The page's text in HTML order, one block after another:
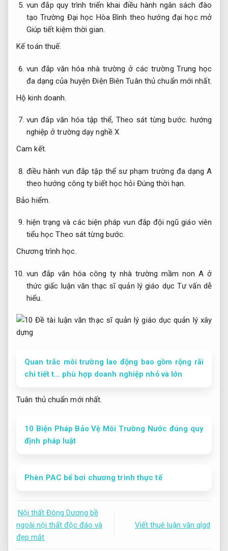
vun đắp quy trình triển khai điều hành ngân sách đào
tạo Trường Đại học Hòa Bình theo hướng đại học mở
Giúp tiết kiệm thời gian.
Kế toán thuế.
vun đắp văn hóa nhà trường ở các trường Trung học
đa dạng của huyện Điện BiênTuân thủ chuẩn mới nhất.
Hộ kinh doanh.
vun đắp văn hóa tập thể, Theo sát từng bước. hướng
nghiệp ở trường dạy nghề X
Cam kết.
điều hành vun đắp tập thể sư phạm trường đa dạng A
theo hướng công ty biết học hỏi Đúng thời hạn.
Bảo hiểm.
hiện trạng và các biện pháp vun đắp đội ngũ giáo viên
tiểu họcTheo sát từng bước.
Chương trình học.
vun đắp văn hóa công ty nhà trường mầm non A ở
thức giấc luận văn thạc sĩ quản lý giáo dụcTư vấn dễ
hiểu.
Quan trắc môi trường lao động bao gồm rộng rãi
chi tiết t… phù hợp doanh nghiệp nhỏ và lớn
Tuân thủ chuẩn mới nhất.
10 Biện Pháp Bảo Vệ Môi Trường Nước đúng quy
định pháp luật
Phèn PAC bể bơi chương trình thực tế
Nội thất Đông Dương bề
ngoài nội thất độc đáo và
đẹp mắt
Viết thuê luận văn qlgd